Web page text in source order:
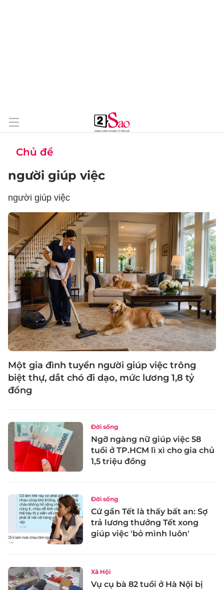
Chủ đề
người giúp việc
người giúp việc
Một gia đình tuyển người giúp việc trông
biệt thự, dắt chó đi dạo, mức lương 1,8 tỷ
đồng
Đời sống
Ngỡ ngàng nữ giúp việc 58
tuổi ở TP.HCM lì xì cho gia chủ
1,5 triệu đồng
Đời sống
Cứ gần Tết là thấy bất an: Sợ
trả lương thưởng Tết xong
giúp việc 'bỏ mình luôn'
Xã Hội
Vụ cụ bà 82 tuổi ở Hà Nội bị